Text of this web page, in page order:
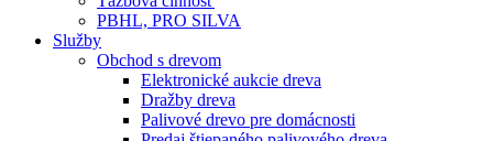
PBHL, PRO SILVA
Služby
Obchod s drevom
Elektronické aukcie dreva
Dražby dreva
Palivové drevo pre domácnosti